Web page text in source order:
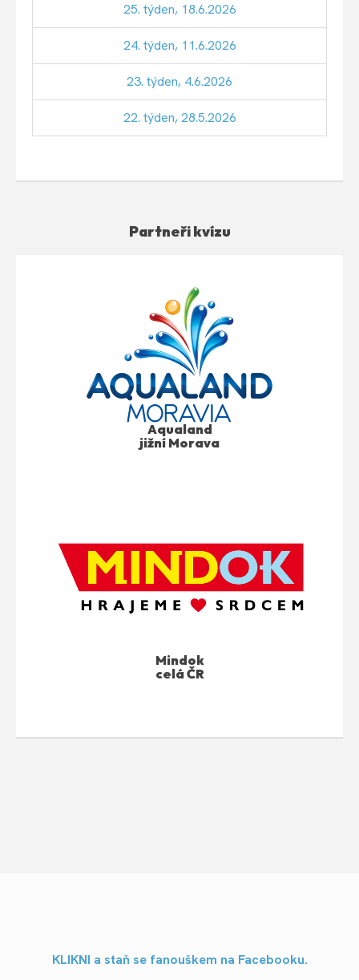
25. týden, 18.6.2026
24. týden, 11.6.2026
23. týden, 4.6.2026
22. týden, 28.5.2026
Partneři kvízu
Aqualand
jižní Morava
Mindok
celá ČR
KLIKNI a staň se fanouškem na Facebooku.